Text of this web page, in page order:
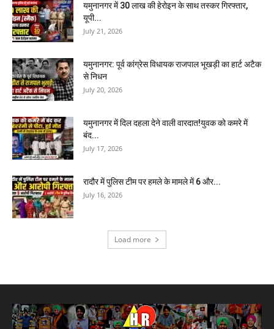
यमुनानगर में 30 लाख की हेरोइन के साथ तस्कर गिरफ्तार,
यूपी...
July 21, 2026
यमुनानगर: पूर्व कांग्रेस विधायक राजपाल भूखड़ी का हार्ट अटैक
से निधन
July 20, 2026
यमुनानगर में दिल दहला देने वाली वारदात!युवक को कमरे में
बंद...
July 17, 2026
रादौर में पुलिस टीम पर हमले के मामले में 6 और...
July 16, 2026
Load more